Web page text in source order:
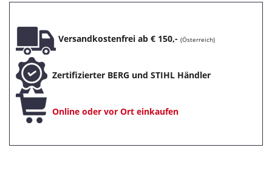
Versandkostenfrei ab € 150,- (Österreich)
Zertifizierter BERG und STIHL Händler
Online oder vor Ort einkaufen